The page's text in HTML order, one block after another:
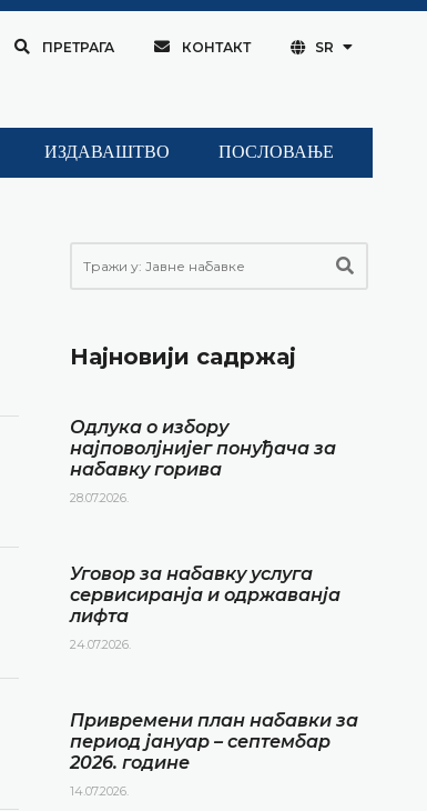
ПРЕТРАГА КОНТАКТ SR
ИЗДАВАШТВО ПОСЛОВАЊЕ
Најновији садржај
Одлука о избору
најповолјнијег понуђача за
набавку горива
28.07.2026.
Уговор за набавку услуга
сервисиранја и одржаванја
лифта
24.07.2026.
Привремени план набавки за
период јануар – септембар
2026. године
14.07.2026.